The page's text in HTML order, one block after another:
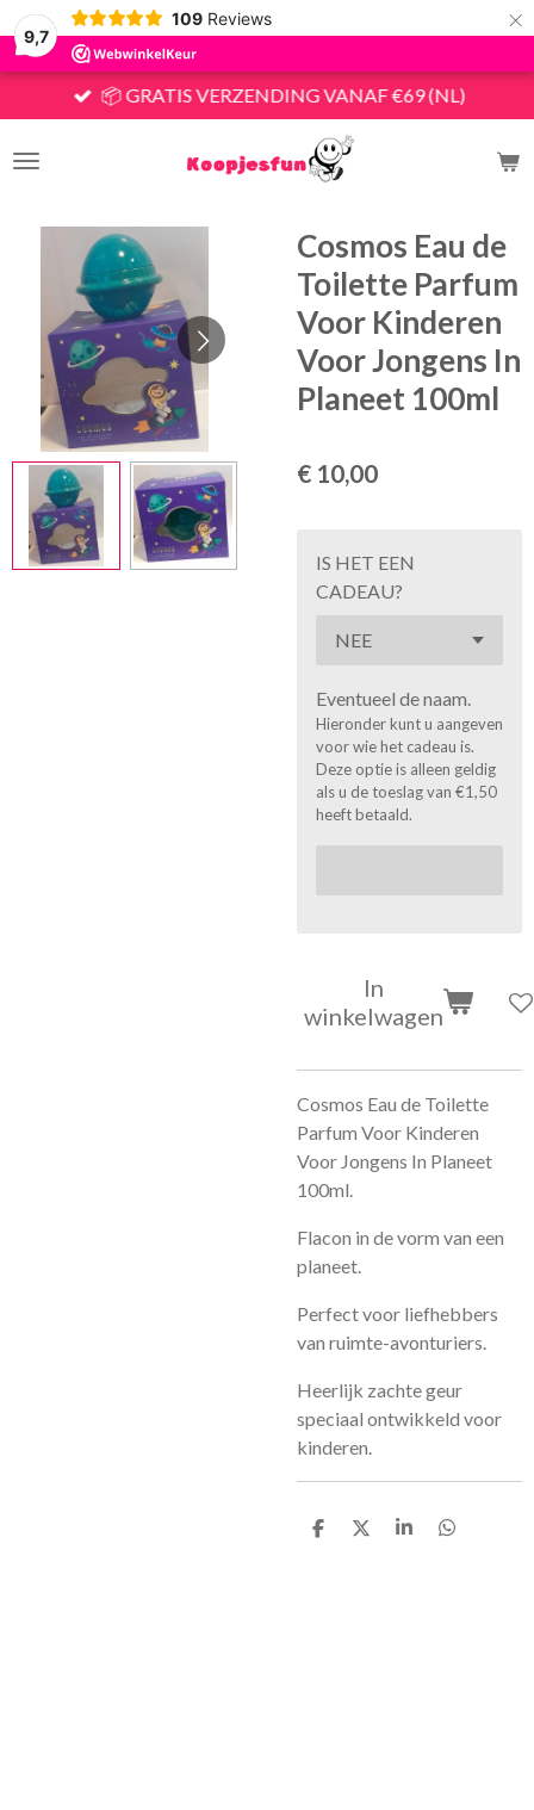
9,7
109 Reviews ×
📦 GRATIS VERZENDING VANAF €69 (NL)
Cosmos Eau de
Toilette Parfum
Voor Kinderen
Voor Jongens In
Planeet 100ml
€ 10,00
IS HET EEN
CADEAU?
Eventueel de naam.
Hieronder kunt u aangeven
voor wie het cadeau is.
Deze optie is alleen geldig
als u de toeslag van €1,50
heeft betaald.
In
winkelwagen
Cosmos Eau de Toilette
Parfum Voor Kinderen
Voor Jongens In Planeet
100ml.
Flacon in de vorm van een
planeet.
Perfect voor liefhebbers
van ruimte-avonturiers.
Heerlijk zachte geur
speciaal ontwikkeld voor
kinderen.
D
D
S
D